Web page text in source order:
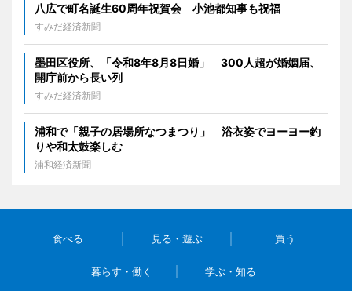
八広で町名誕生60周年祝賀会 小池都知事も祝福
すみだ経済新聞
墨田区役所、「令和8年8月8日婚」 300人超が婚姻届、
開庁前から長い列
すみだ経済新聞
浦和で「親子の居場所なつまつり」 浴衣姿でヨーヨー釣
りや和太鼓楽しむ
浦和経済新聞
食べる 見る・遊ぶ 買う
暮らす・働く 学ぶ・知る